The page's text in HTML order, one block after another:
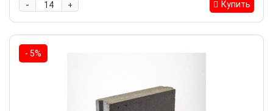
+
- Купить
- 5%